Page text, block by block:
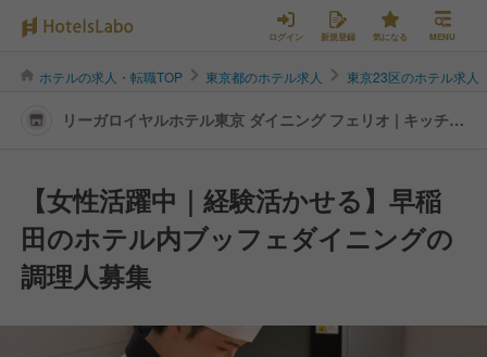
ログイン 新規登録 気になる MENU
ホテルの求人・転職TOP 東京都のホテル求人 東京23区のホテル求人
リーガロイヤルホテル東京 ダイニング フェリオ | キッチン
【女性活躍中｜経験活かせる】早稲
田のホテル内ブッフェダイニングの
調理人募集